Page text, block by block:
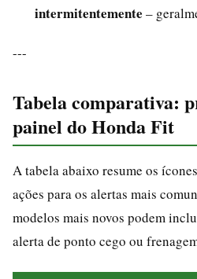
intermitentemente –
---
Tabela comparativa:
painel do Honda Fit
A tabela abaixo resume os
ações para os alertas mais
modelos mais novos podem
alerta de ponto cego ou